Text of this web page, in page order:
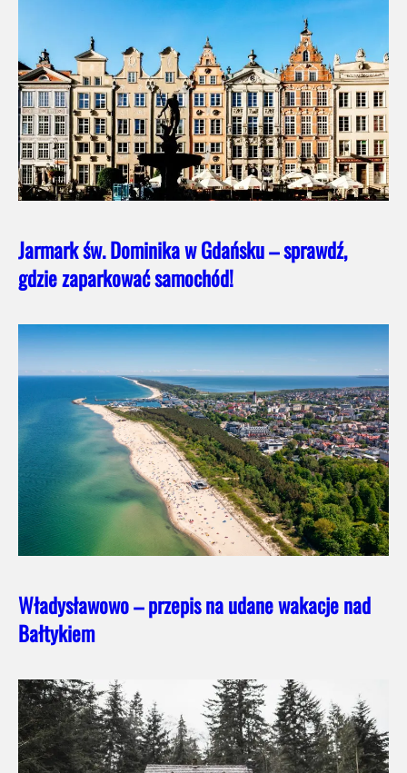
Jarmark św. Dominika w Gdańsku – sprawdź,
gdzie zaparkować samochód!
Władysławowo – przepis na udane wakacje nad
Bałtykiem